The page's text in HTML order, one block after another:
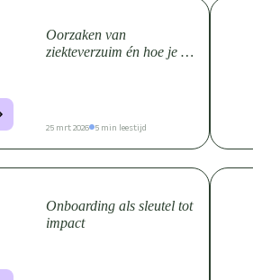
Oorzaken van
ziekteverzuim én hoe je ze
25 mrt 2026 5 min leestijd
Onboarding als sleutel tot
impact